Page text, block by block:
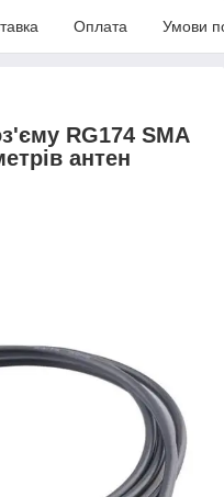
Оплата Умови
RG174 SMA
антен